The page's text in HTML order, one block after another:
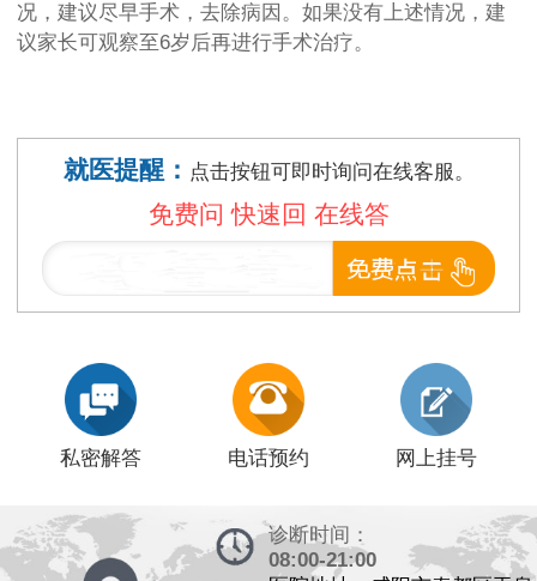
况，建议尽早手术，去除病因。如果没有上述情况，建
议家长可观察至6岁后再进行手术治疗。
就医提醒： 点击按钮可即时询问在线客服。
免费问 快速回 在线答
私密解答 电话预约 网上挂号
诊断时间：
08:00-21:00